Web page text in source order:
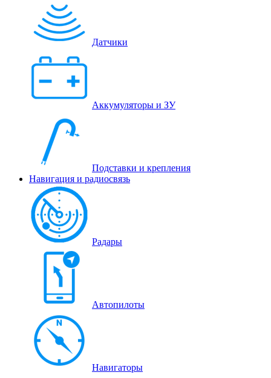
Датчики
Аккумуляторы и ЗУ
Подставки и крепления
Навигация и радиосвязь
Радары
Автопилоты
Навигаторы